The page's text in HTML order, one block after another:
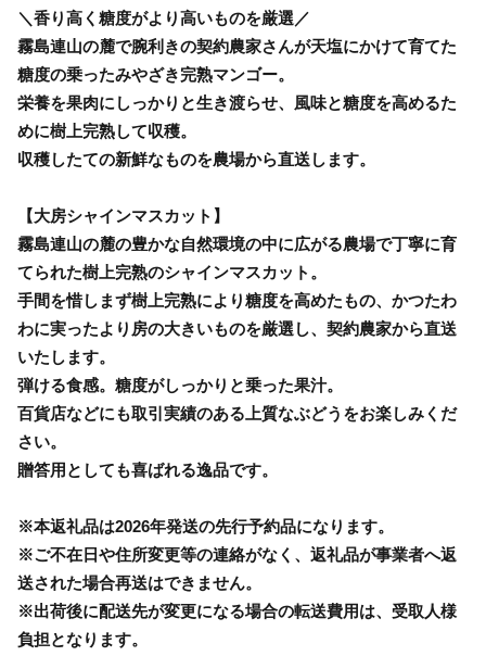
＼香り高く糖度がより高いものを厳選／
霧島連山の麓で腕利きの契約農家さんが天塩にかけて育てた
糖度の乗ったみやざき完熟マンゴー。
栄養を果肉にしっかりと生き渡らせ、風味と糖度を高めるた
めに樹上完熟して収穫。
収穫したての新鮮なものを農場から直送します。
【大房シャインマスカット】
霧島連山の麓の豊かな自然環境の中に広がる農場で丁寧に育
てられた樹上完熟のシャインマスカット。
手間を惜しまず樹上完熟により糖度を高めたもの、かつたわ
わに実ったより房の大きいものを厳選し、契約農家から直送
いたします。
弾ける食感。糖度がしっかりと乗った果汁。
百貨店などにも取引実績のある上質なぶどうをお楽しみくだ
さい。
贈答用としても喜ばれる逸品です。
※本返礼品は2026年発送の先行予約品になります。
※ご不在日や住所変更等の連絡がなく、返礼品が事業者へ返
送された場合再送はできません。
※出荷後に配送先が変更になる場合の転送費用は、受取人様
負担となります。